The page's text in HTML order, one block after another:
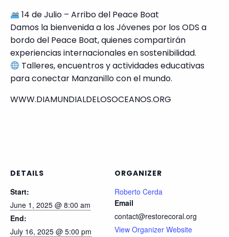
14 de Julio – Arribo del Peace Boat
Damos la bienvenida a los Jóvenes por los ODS a
bordo del Peace Boat, quienes compartirán
experiencias internacionales en sostenibilidad.
Talleres, encuentros y actividades educativas
para conectar Manzanillo con el mundo.
WWW.DIAMUNDIALDELOSOCEANOS.ORG
DETAILS
Start:
June 1, 2025 @ 8:00 am
End:
July 16, 2025 @ 5:00 pm
ORGANIZER
Roberto Cerda
Email
contact@restorecoral.org
View Organizer Website